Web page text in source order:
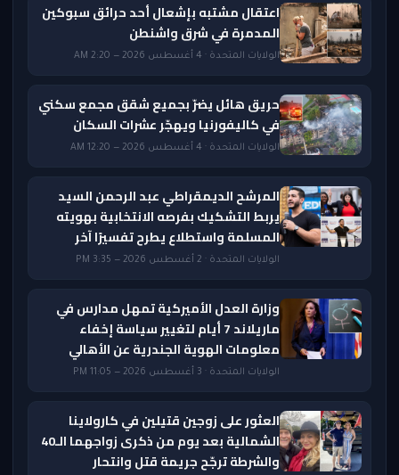
اعتقال مشتبه بإشعال أحد حرائق سبوكين
المدمرة في شرق واشنطن
الولايات المتحدة · 4 أغسطس 2026 — 2:20 AM
حريق هائل يضرّ بجميع شقق مجمع سكني
في كاليفورنيا ويهجّر عشرات السكان
الولايات المتحدة · 4 أغسطس 2026 — 12:20 AM
المرشح الديمقراطي عبد الرحمن السيد
يربط التشكيك بفرصه الانتخابية بهويته
المسلمة واستطلاع يطرح تفسيرًا آخر
الولايات المتحدة · 2 أغسطس 2026 — 3:35 PM
وزارة العدل الأميركية تمهل مدارس في
ماريلاند 7 أيام لتغيير سياسة إخفاء
معلومات الهوية الجندرية عن الأهالي
الولايات المتحدة · 3 أغسطس 2026 — 11:05 PM
العثور على زوجين قتيلين في كارولاينا
الشمالية بعد يوم من ذكرى زواجهما الـ40
والشرطة ترجّح جريمة قتل وانتحار